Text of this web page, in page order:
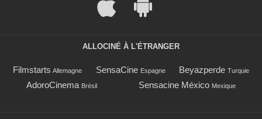
ALLOCINÉ À L'ÉTRANGER
Filmstarts Allemagne SensaCine Espagne Beyazperde Turquie
AdoroCinema Brésil Sensacine México Mexique